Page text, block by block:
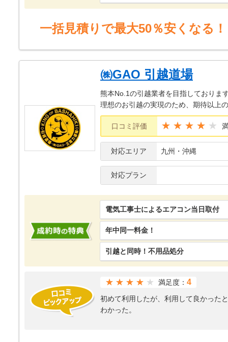
一括見積りで最大50％安くなる！
㈱GAO 引越道場
熊本No.1の引越業者を目指しておりま
理想のお引越の実現のため、期待以上
口コミ評価 ★★★★
対応エリア 九州・沖縄
対応プラン
電気工事士によるエアコン当日取付
年中同一料金！
引越と同時！不用品処分
★★★★ 満足度： 4
初めて利用したが、利用して良かった
わかった。